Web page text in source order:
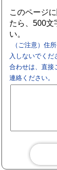
このページ
たら、500文
い。
（ご注意）住
入しないでくだ
合わせは、直接
連絡ください。